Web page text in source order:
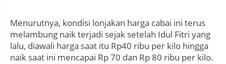
Menurutnya, kondisi lonjakan harga cabai ini terus
melambung naik terjadi sejak setelah Idul Fitri yang
lalu, diawali harga saat itu Rp40 ribu per kilo hingga
naik saat ini mencapai Rp 70 dan Rp 80 ribu per kilo.